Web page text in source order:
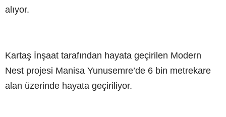
alıyor.
Kartaş İnşaat tarafından hayata geçirilen Modern
Nest projesi Manisa Yunusemre’de 6 bin metrekare
alan üzerinde hayata geçiriliyor.